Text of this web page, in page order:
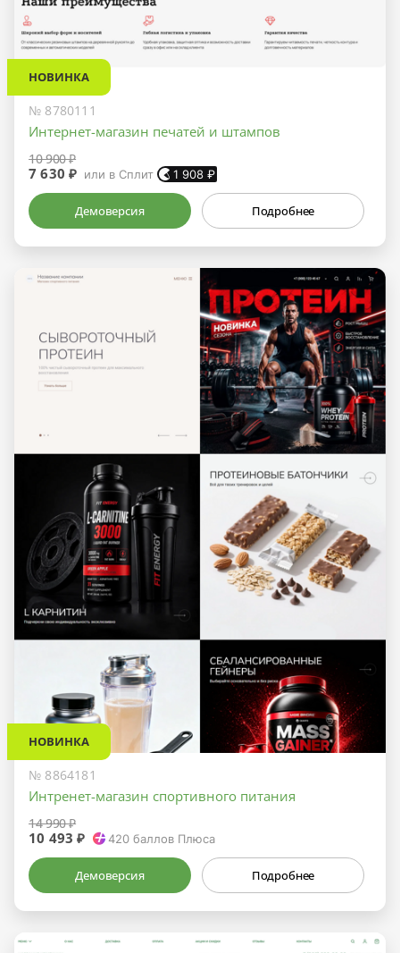
НОВИНКА
№ 8780111
Интернет-магазин печатей и штампов
10 900 ₽
7 630 ₽ или в Сплит 1 908 ₽
Демоверсия Подробнее
НОВИНКА
№ 8864181
Интренет-магазин спортивного питания
14 990 ₽
10 493 ₽ 420баллов Плюса
Демоверсия Подробнее